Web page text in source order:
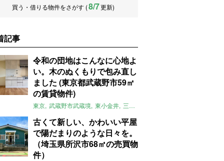
買う・借りる物件をさがす (8/7更新)
記事
令和の団地はこんなに心地よ
い。木のぬくもりで包み直し
ました (東京都武蔵野市59㎡
の賃貸物件)
東京 武蔵野市武蔵境 東小金井 三鷹
古くて新しい、かわいい平屋
で陽だまりのような日々を。
（埼玉県所沢市68㎡の売買物
件）